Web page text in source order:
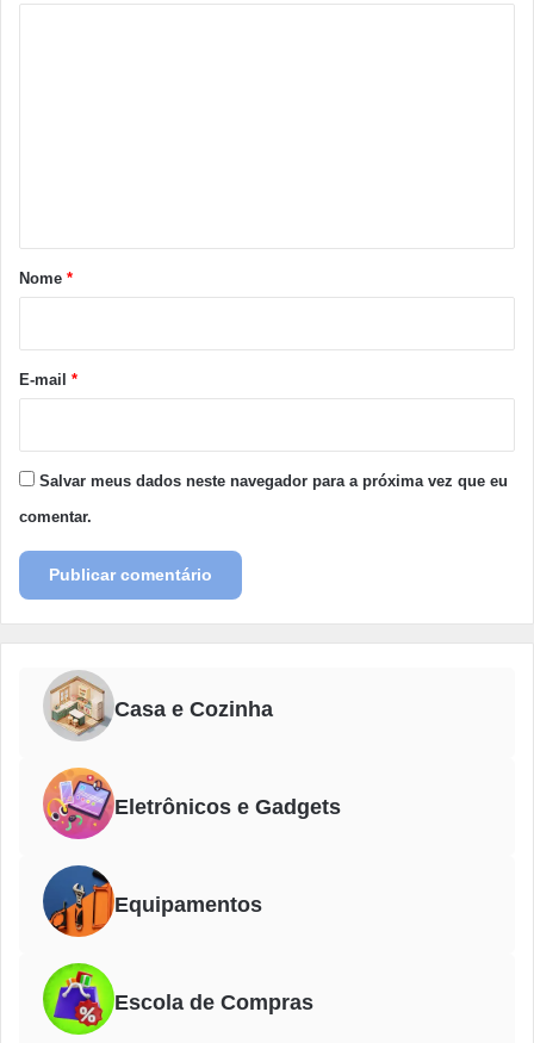
r
*
Nome *
E-mail *
Salvar meus dados neste navegador para a próxima vez que eu
comentar.
Casa e Cozinha
Eletrônicos e Gadgets
Equipamentos
Escola de Compras